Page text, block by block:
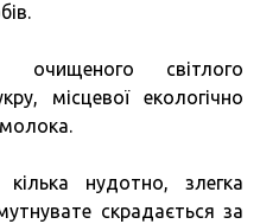
світлого
місцевої екологічно
молока.
нудотно, злегка
скрадається за